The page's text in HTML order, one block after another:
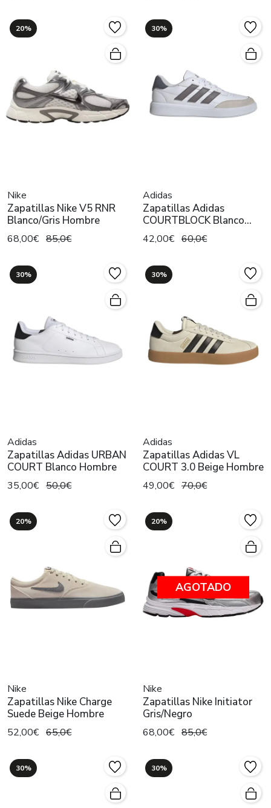
20%
Nike
Zapatillas Nike V5 RNR
Blanco/Gris Hombre
68,00€ 85,0€
30%
Adidas
Zapatillas Adidas
COURTBLOCK Blanco
Hombre
42,00€ 60,0€
30%
Adidas
Zapatillas Adidas URBAN
COURT Blanco Hombre
35,00€ 50,0€
30%
Adidas
Zapatillas Adidas VL
COURT 3.0 Beige Hombre
49,00€ 70,0€
20%
Nike
Zapatillas Nike Charge
Suede Beige Hombre
52,00€ 65,0€
20%
AGOTADO
Nike
Zapatillas Nike Initiator
Gris/Negro
68,00€ 85,0€
30% 30%